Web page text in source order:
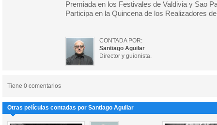
Premiada en los Festivales de Valdivia y Sao
Participa en la Quincena de los Realizadores
CONTADA POR:
Santiago Aguilar
Director y guionista.
Tiene 0 comentarios
Otras películas contadas por Santiago Aguilar